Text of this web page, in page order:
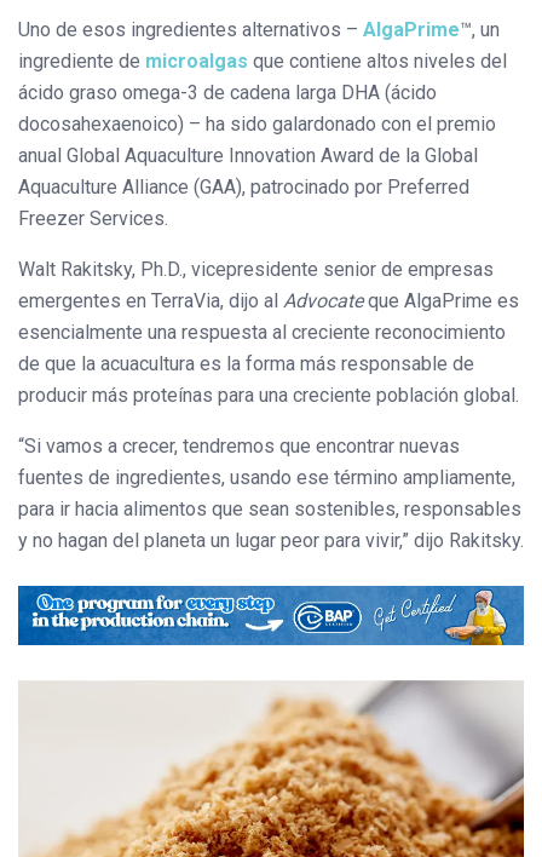
Uno de esos ingredientes alternativos – AlgaPrime™, un
ingrediente de microalgas que contiene altos niveles del
ácido graso omega-3 de cadena larga DHA (ácido
docosahexaenoico) – ha sido galardonado con el premio
anual Global Aquaculture Innovation Award de la Global
Aquaculture Alliance (GAA), patrocinado por Preferred
Freezer Services.
Walt Rakitsky, Ph.D., vicepresidente senior de empresas
emergentes en TerraVia, dijo al Advocateque AlgaPrime es
esencialmente una respuesta al creciente reconocimiento
de que la acuacultura es la forma más responsable de
producir más proteínas para una creciente población global.
“Si vamos a crecer, tendremos que encontrar nuevas
fuentes de ingredientes, usando ese término ampliamente,
para ir hacia alimentos que sean sostenibles, responsables
y no hagan del planeta un lugar peor para vivir,” dijo Rakitsky.